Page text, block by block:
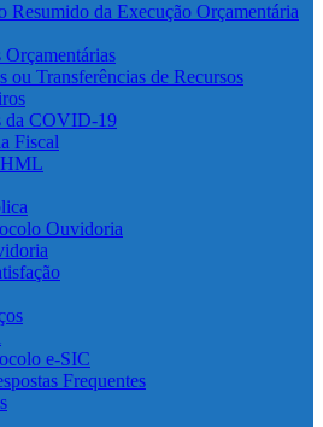
Resumido da Execução Orçamentária
Orçamentárias
ou Transferências de Recursos
da COVID-19
Fiscal
HML
Ouvidoria
e-SIC
Frequentes